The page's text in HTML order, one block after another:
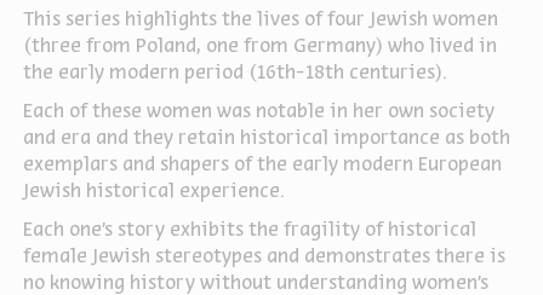
This series highlights the lives of four Jewish women
(three from Poland, one from Germany) who lived in
the early modern period (16th-18th centuries).
Each of these women was notable in her own society
and era and they retain historical importance as both
exemplars and shapers of the early modern European
Jewish historical experience.
Each one's story exhibits the fragility of historical
female Jewish stereotypes and demonstrates there is
no knowing history without understanding women's